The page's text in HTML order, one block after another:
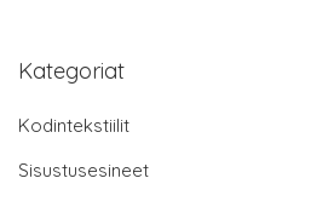
Kategoriat
Kodintekstiilit
Sisustusesineet